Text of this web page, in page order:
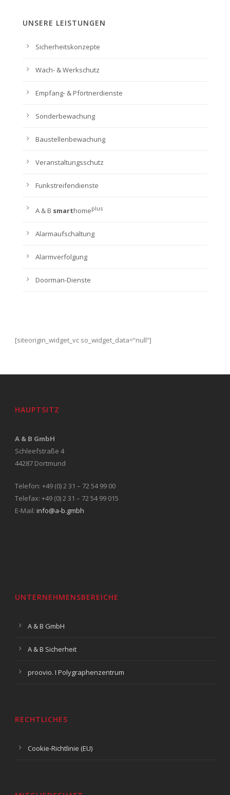
UNSERE LEISTUNGEN
Sicherheitskonzepte
Wach- & Werkschutz
Empfang- & Pförtnerdienste
Sonderbewachung
Baustellenbewachung
Veranstaltungsschutz
Funkstreifendienste
A & B smarthomeplus
Alarmaufschaltung
Alarmverfolgung
Doorman-Dienste
[siteorigin_widget_vc so_widget_data=“null“]
HAUPTSITZ
A & B GmbH
Schleefstraße 4
44287 Dortmund
Telefon: +49 (0) 2 31 – 72 54 99 00
Telefax: +49 (0) 2 31 – 72 54 99 015
E-Mail: info@a-b.gmbh
UNTERNEHMENSBEREICHE
A & B GmbH
A & B Sicherheit
proovio. I Polygraphenzentrum
RECHTLICHES
Cookie-Richtlinie (EU)